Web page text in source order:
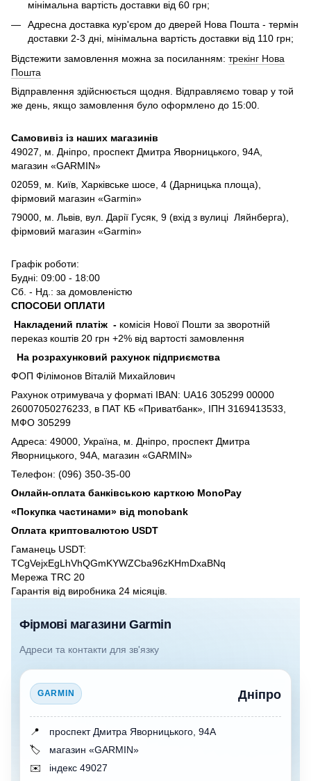
мінімальна вартість доставки від 60 грн;
Адресна доставка кур'єром до дверей Нова Пошта - термін
доставки 2-3 дні, мінімальна вартість доставки від 110 грн;
Відстежити замовлення можна за посиланням: трекінг Нова
Пошта
Відправлення здійснюється щодня. Відправляємо товар у той
же день, якщо замовлення було оформлено до 15:00.
Самовивіз із наших магазинів
49027, м. Дніпро, проспект Дмитра Яворницького, 94А,
магазин «GARMIN»
02059, м. Київ, Харківське шосе, 4 (Дарницька площа),
фірмовий магазин «Garmin»
79000, м. Львів, вул. Дарії Гусяк, 9 (вхід з вулиці Ляйнберга),
фірмовий магазин «Garmin»
Графік роботи:
Будні: 09:00 - 18:00
Сб. - Нд.: за домовленістю
СПОСОБИ ОПЛАТИ
Накладений платіж - комісія Нової Пошти за зворотній
переказ коштів 20 грн +2% від вартості замовлення
На розрахунковий рахунок підприємства
ФОП Філімонов Віталій Михайлович
Рахунок отримувача у форматі IBAN: UA16 305299 00000
26007050276233, в ПАТ КБ «Приватбанк», ІПН 3169413533,
МФО 305299
Адреса: 49000, Україна, м. Дніпро, проспект Дмитра
Яворницького, 94А, магазин «GARMIN»
Телефон: (096) 350-35-00
Онлайн-оплата банківською карткою MonoPay
«Покупка частинами» від monobank
Оплата криптовалютою USDT
Гаманець USDT:
TCgVejxEgLhVhQGmKYWZCba96zKHmDxaBNq
Мережа TRC 20
Гарантія від виробника 24 місяців.
Фірмові магазини Garmin
Адреси та контакти для зв'язку
GARMIN Дніпро
📍
проспект Дмитра Яворницького, 94А
🏷️
магазин «GARMIN»
✉️
індекс 49027